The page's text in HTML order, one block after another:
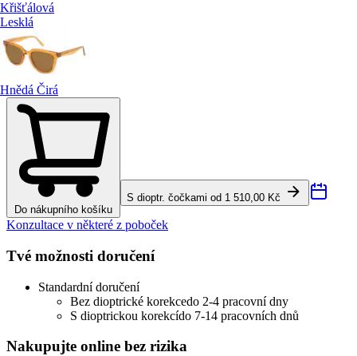
Křišťálová
Lesklá
Hnědá Čirá
Do nákupního košíku
S dioptr. čočkami od 1 510,00 Kč
Konzultace v některé z poboček
Tvé možnosti doručení
Standardní doručení
Bez dioptrické korekcedo 2-4 pracovní dny
S dioptrickou korekcído 7-14 pracovních dnů
Nakupujte online bez rizika